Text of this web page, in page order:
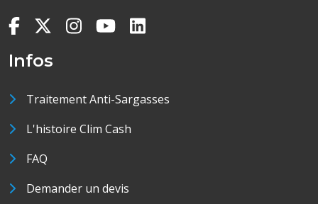
Infos
Traitement Anti-Sargasses
L'histoire Clim Cash
FAQ
Demander un devis